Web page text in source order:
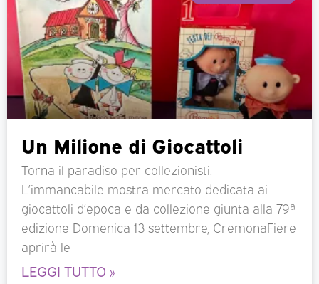
Un Milione di Giocattoli
Torna il paradiso per collezionisti.
L’immancabile mostra mercato dedicata ai
giocattoli d’epoca e da collezione giunta alla 79ª
edizione Domenica 13 settembre, CremonaFiere
aprirà le
LEGGI TUTTO »